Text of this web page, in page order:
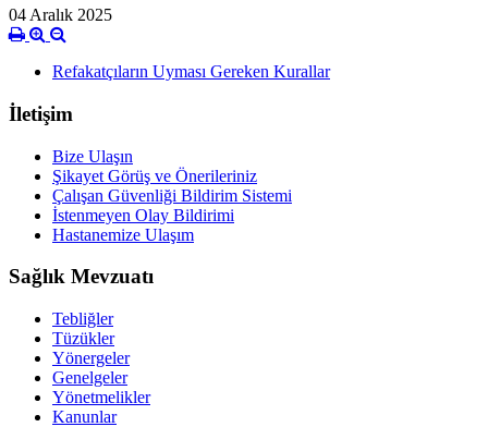
04 Aralık 2025
Refakatçıların Uyması Gereken Kurallar
İletişim
Bize Ulaşın
Şikayet Görüş ve Önerileriniz
Çalışan Güvenliği Bildirim Sistemi
İstenmeyen Olay Bildirimi
Hastanemize Ulaşım
Sağlık Mevzuatı
Tebliğler
Tüzükler
Yönergeler
Genelgeler
Yönetmelikler
Kanunlar